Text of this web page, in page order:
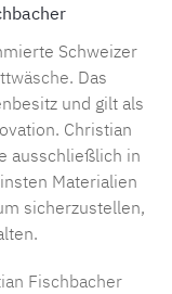
Schweizer
. Das
und gilt als
Christian
ausschließlich in
Materialien
sicherzustellen,
Fischbacher